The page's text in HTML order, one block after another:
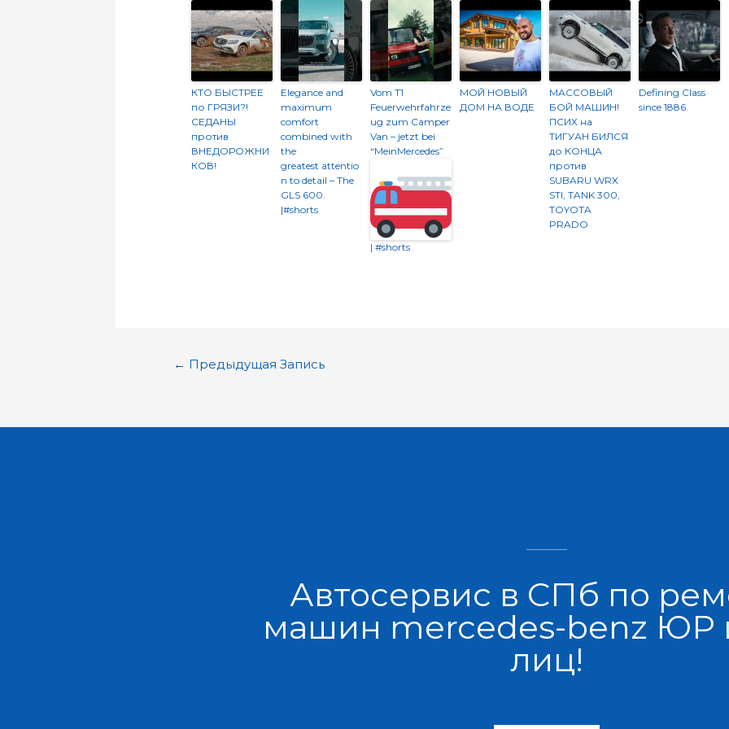
КТО БЫСТРЕЕ
по ГРЯЗИ?!
СЕДАНЫ
против
ВНЕДОРОЖНИ
КОВ!
Elegance and
maximum
comfort
combined with
the
greatest attentio
n to detail – The
GLS 600.​
|#shorts
Vom T1
Feuerwehrfahrze
ug zum Camper
Van – jetzt bei
“MeinMercedes”
| #shorts
МОЙ НОВЫЙ
ДОМ НА ВОДЕ
МАССОВЫЙ
БОЙ МАШИН!
ПСИХ на
ТИГУАН БИЛСЯ
до КОНЦА
против
SUBARU WRX
STI, TANK 300,
TOYOTA
PRADO
Defining Class
since 1886.
← Предыдущая Запись
Автосервис в СПб по
машин mercedes-benz ЮР
лиц!